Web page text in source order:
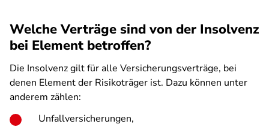
Welche Verträge sind von der Insolvenz
bei Element betroffen?
Die Insolvenz gilt für alle Versicherungsverträge, bei
denen Element der Risikoträger ist. Dazu können unter
anderem zählen:
Unfallversicherungen,